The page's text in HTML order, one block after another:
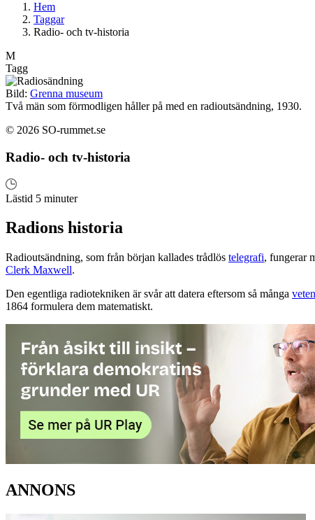
Hem
Taggar
Radio- och tv-historia
M
Tagg
Bild: Grenna museum
Två män som förmodligen håller på med en radioutsändning, 1930.
© 2026 SO-rummet.se
Radio- och tv-historia
Lästid 5 minuter
Radions historia
Radioutsändning, som från början kallades trådlös telegrafi, fungerar
Clerk Maxwell.
Den egentliga radiotekniken är svår att datera eftersom så många
1864 formulera dem matematiskt.
ANNONS